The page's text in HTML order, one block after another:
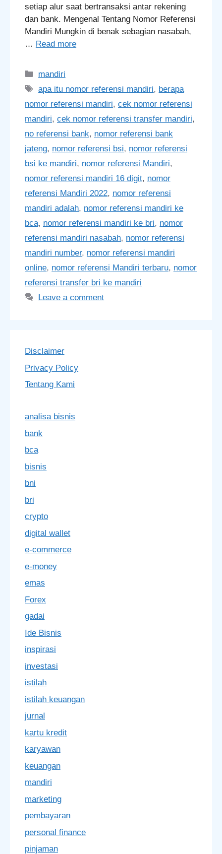
setiap alur saat bertransaksi antar rekening
dan bank. Mengenal Tentang Nomor Referensi
Mandiri Mungkin di benak sebagian nasabah,
… Read more
Categories
mandiri
Tags
apa itu nomor referensi mandiri, berapa
nomor referensi mandiri, cek nomor referensi
mandiri, cek nomor referensi transfer mandiri,
no referensi bank, nomor referensi bank
jateng, nomor referensi bsi, nomor referensi
bsi ke mandiri, nomor referensi Mandiri,
nomor referensi mandiri 16 digit, nomor
referensi Mandiri 2022, nomor referensi
mandiri adalah, nomor referensi mandiri ke
bca, nomor referensi mandiri ke bri, nomor
referensi mandiri nasabah, nomor referensi
mandiri number, nomor referensi mandiri
online, nomor referensi Mandiri terbaru, nomor
referensi transfer bri ke mandiri
Leave a comment
Disclaimer
Privacy Policy
Tentang Kami
analisa bisnis
bank
bca
bisnis
bni
bri
crypto
digital wallet
e-commerce
e-money
emas
Forex
gadai
Ide Bisnis
inspirasi
investasi
istilah
istilah keuangan
jurnal
kartu kredit
karyawan
keuangan
mandiri
marketing
pembayaran
personal finance
pinjaman